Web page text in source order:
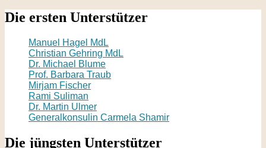
Die ersten Unterstützer
Manuel Hagel MdL
Christian Gehring MdL
Dr. Michael Blume
Prof. Barbara Traub
Mirjam Fischer
Rami Suliman
Dr. Martin Ulmer
Generalkonsulin Carmela Shamir
Die jüngsten Unterstützer